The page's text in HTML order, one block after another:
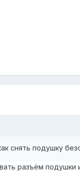
снять подушку
разъём подушки